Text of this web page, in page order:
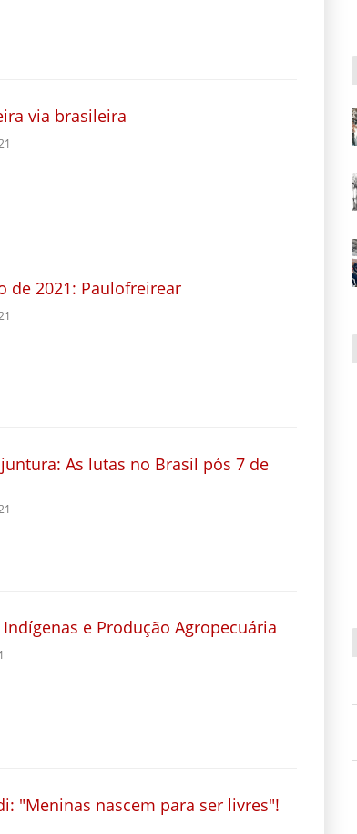
via brasileira
de 2021: Paulofreirear
As lutas no Brasil pós 7 de
e Produção Agropecuária
"Meninas nascem para ser livres"!